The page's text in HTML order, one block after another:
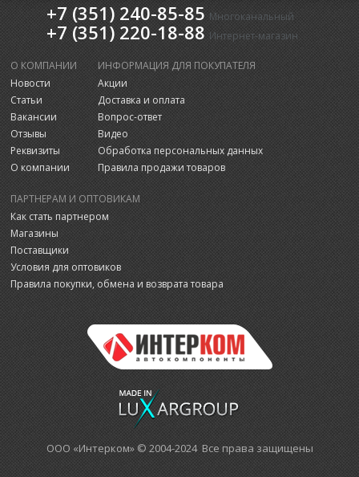
+7 (351) 240-85-85 Многоканальный
+7 (351) 220-18-88 Интернет-магазин
О КОМПАНИИ
Новости
Статьи
Вакансии
Отзывы
Реквизиты
О компании
ИНФОРМАЦИЯ ДЛЯ ПОКУПАТЕЛЯ
Акции
Доставка и оплата
Вопрос-ответ
Видео
Обработка персональных данных
Правила продажи товаров
ПАРТНЕРАМ И ОПТОВИКАМ
Как стать партнером
Магазины
Поставщики
Условия для оптовиков
Правила покупки, обмена и возврата товара
ООО «Интерком» © 2004-2024 Все права защищены